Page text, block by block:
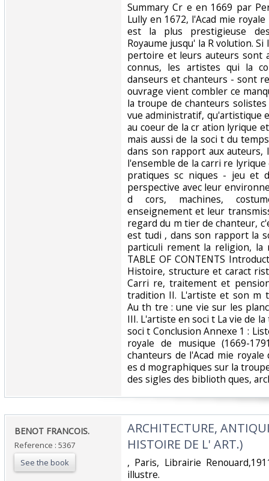
‎Summary Cr e en 1669 par
Lully en 1672, l'Acad mie
est la plus prestigieuse
Royaume jusqu' la R volution.
pertoire et leurs auteurs sont
connus, les artistes qui la
danseurs et chanteurs - sont
ouvrage vient combler ce
la troupe de chanteurs
vue administratif, qu'artistique
au coeur de la cr ation lyrique
mais aussi de la soci t du
dans son rapport aux auteurs,
l'ensemble de la carri re
pratiques sc niques - jeu et
perspective avec leur
d cors, machines,
enseignement et leur
regard du m tier de chanteur,
est tudi , dans son rapport la
particuli rement la religion,
TABLE OF CONTENTS
Histoire, structure et caract
Carri re, traitement et
tradition II. L'artiste et son m
Au th tre : une vie sur les
III. L'artiste en soci t La vie de
soci t Conclusion Annexe 1 :
royale de musique (1669-
chanteurs de l'Acad mie
es d mographiques sur la
des sigles des biblioth ques,
‎BENOT FRANCOIS.‎
Reference : 5367
See the book
‎ARCHITECTURE,
HISTOIRE DE L' ART.)‎
‎, Paris, Librairie
illustre.‎